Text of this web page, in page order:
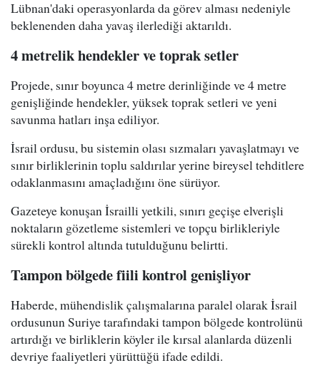
Lübnan'daki operasyonlarda da görev alması nedeniyle
beklenenden daha yavaş ilerlediği aktarıldı.
4 metrelik hendekler ve toprak setler
Projede, sınır boyunca 4 metre derinliğinde ve 4 metre
genişliğinde hendekler, yüksek toprak setleri ve yeni
savunma hatları inşa ediliyor.
İsrail ordusu, bu sistemin olası sızmaları yavaşlatmayı ve
sınır birliklerinin toplu saldırılar yerine bireysel tehditlere
odaklanmasını amaçladığını öne sürüyor.
Gazeteye konuşan İsrailli yetkili, sınırı geçişe elverişli
noktaların gözetleme sistemleri ve topçu birlikleriyle
sürekli kontrol altında tutulduğunu belirtti.
Tampon bölgede fiili kontrol genişliyor
Haberde, mühendislik çalışmalarına paralel olarak İsrail
ordusunun Suriye tarafındaki tampon bölgede kontrolünü
artırdığı ve birliklerin köyler ile kırsal alanlarda düzenli
devriye faaliyetleri yürüttüğü ifade edildi.